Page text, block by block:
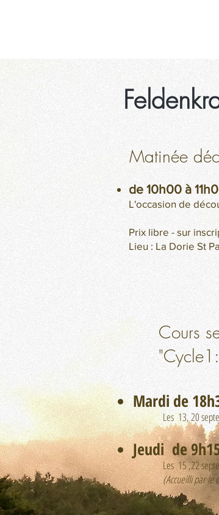
Matinée
de 10h00 à
L'occasion de
Prix libre - sur
Lieu : La Dorie St
Mardi de
Les 13, 20
Jeudi de
Les 15 ,22
(Accueilli par le
Cours